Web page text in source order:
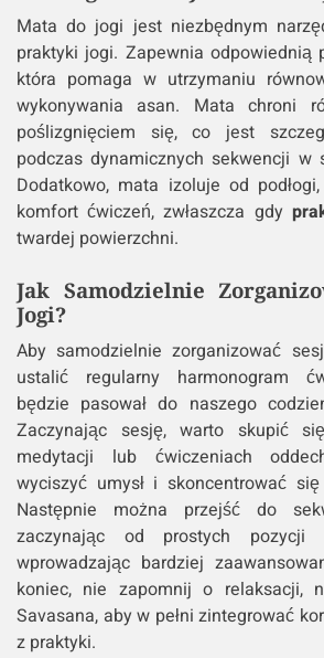
Mata do jogi jest niezbędnym
praktyki jogi. Zapewnia odpowiednią
która pomaga w utrzymaniu
wykonywania asan. Mata chroni
poślizgnięciem się, co jest
podczas dynamicznych sekwencji w
Dodatkowo, mata izoluje od
komfort ćwiczeń, zwłaszcza gdy
twardej powierzchni.
Jak Samodzielnie
Jogi?
Aby samodzielnie zorganizować
ustalić regularny harmonogram
będzie pasował do naszego
Zaczynając sesję, warto skupić
medytacji lub ćwiczeniach
wyciszyć umysł i skoncentrować
Następnie można przejść do
zaczynając od prostych pozycji
wprowadzając bardziej
koniec, nie zapomnij o relaksacji,
Savasana, aby w pełni zintegrować
z praktyki.